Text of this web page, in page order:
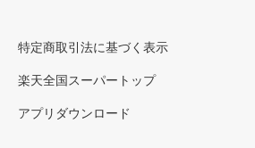
特定商取引法に基づく表示
楽天全国スーパートップ
アプリダウンロード